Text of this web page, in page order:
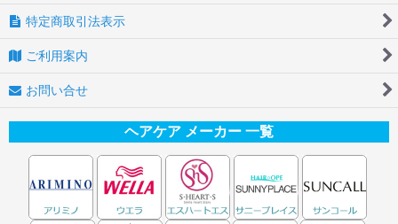
特定商取引法表示
ご利用案内
お問い合せ
ヘアケア メーカー 一覧